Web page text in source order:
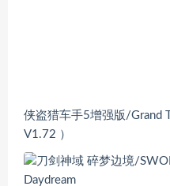
侠盗猎车手5增强版/Grand
V1.72 ）